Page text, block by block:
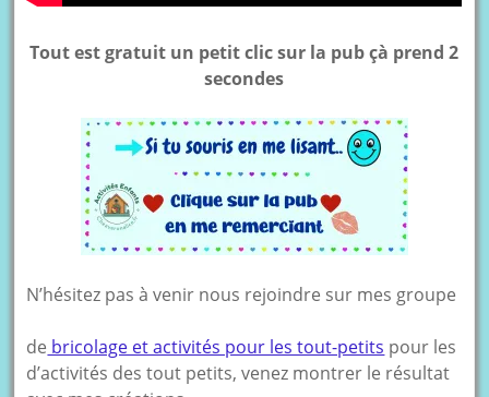
Tout est gratuit un petit clic sur la pub çà prend 2
secondes
N’hésitez pas à venir nous rejoindre sur mes groupe
de bricolage et activités pour les tout-petits pour les
d’activités des tout petits, venez montrer le résultat